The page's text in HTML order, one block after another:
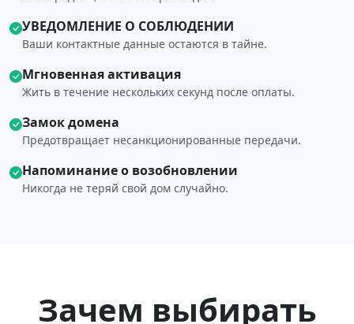
УВЕДОМЛЕНИЕ О СОБЛЮДЕНИИ
Ваши контактные данные остаются в тайне.
Мгновенная активация
Жить в течение нескольких секунд после оплаты.
Замок домена
Предотвращает несанкционированные передачи.
Напоминание о возобновлении
Никогда не теряй свой дом случайно.
Зачем выбирать